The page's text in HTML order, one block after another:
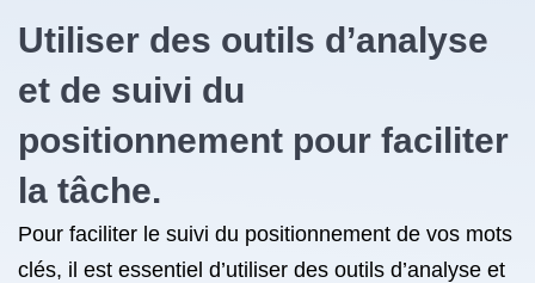
Utiliser des outils d’analyse
et de suivi du
positionnement pour faciliter
la tâche.
Pour faciliter le suivi du positionnement de vos mots
clés, il est essentiel d’utiliser des outils d’analyse et